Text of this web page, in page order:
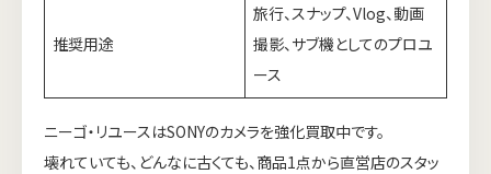
推奨用途
旅行、スナップ、Vlog、動画
撮影、サブ機としてのプロユ
ース
ニーゴ・リユースはSONYのカメラを強化買取中です。
壊れていても、どんなに古くても、商品1点から直営店のスタッ